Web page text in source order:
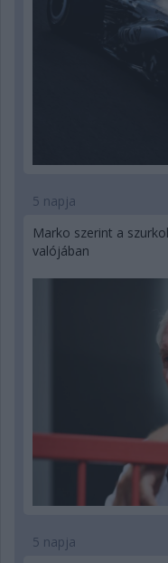
5 napja
Marko szerint a
valójában
5 napja